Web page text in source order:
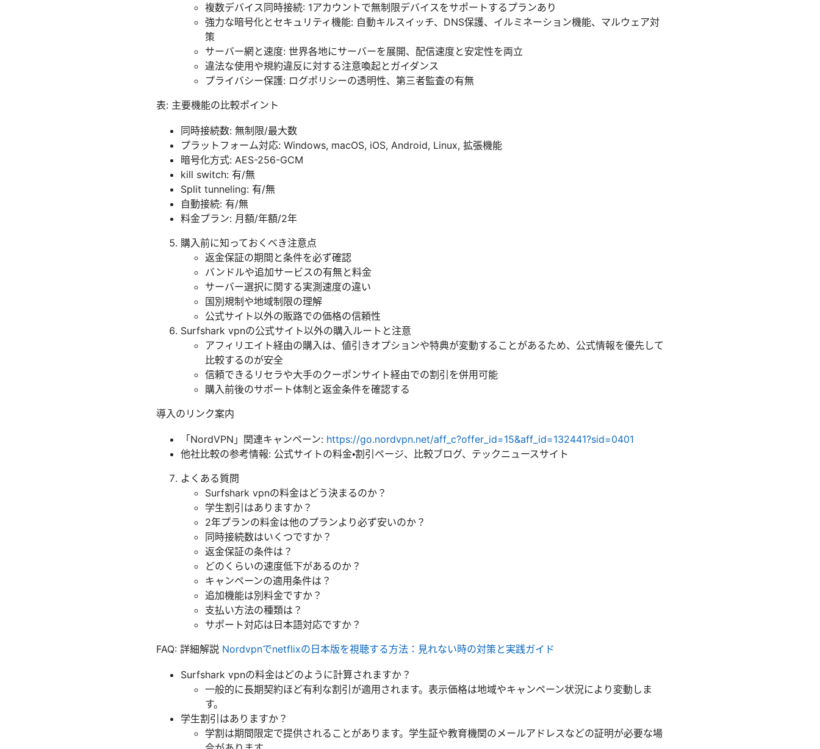
複数デバイス同時接続: 1アカウントで無制限デバイスをサポートするプランあり
強力な暗号化とセキュリティ機能: 自動キルスイッチ、DNS保護、イルミネーション機能、マルウェア対
策
サーバー網と速度: 世界各地にサーバーを展開、配信速度と安定性を両立
違法な使用や規約違反に対する注意喚起とガイダンス
プライバシー保護: ログポリシーの透明性、第三者監査の有無
表: 主要機能の比較ポイント
同時接続数: 無制限/最大数
プラットフォーム対応: Windows, macOS, iOS, Android, Linux, 拡張機能
暗号化方式: AES-256-GCM
kill switch: 有/無
Split tunneling: 有/無
自動接続: 有/無
料金プラン: 月額/年額/2年
購入前に知っておくべき注意点
返金保証の期間と条件を必ず確認
バンドルや追加サービスの有無と料金
サーバー選択に関する実測速度の違い
国別規制や地域制限の理解
公式サイト以外の販路での価格の信頼性
Surfshark vpnの公式サイト以外の購入ルートと注意
アフィリエイト経由の購入は、値引きオプションや特典が変動することがあるため、公式情報を優先して
比較するのが安全
信頼できるリセラや大手のクーポンサイト経由での割引を併用可能
購入前後のサポート体制と返金条件を確認する
導入のリンク案内
「NordVPN」関連キャンペーン: https://go.nordvpn.net/aff_c?offer_id=15&aff_id=132441?sid=0401
他社比較の参考情報: 公式サイトの料金・割引ページ、比較ブログ、テックニュースサイト
よくある質問
Surfshark vpnの料金はどう決まるのか？
学生割引はありますか？
2年プランの料金は他のプランより必ず安いのか？
同時接続数はいくつですか？
返金保証の条件は？
どのくらいの速度低下があるのか？
キャンペーンの適用条件は？
追加機能は別料金ですか？
支払い方法の種類は？
サポート対応は日本語対応ですか？
FAQ: 詳細解説 Nordvpnでnetflixの日本版を視聴する方法：見れない時の対策と実践ガイド
Surfshark vpnの料金はどのように計算されますか？
一般的に長期契約ほど有利な割引が適用されます。表示価格は地域やキャンペーン状況により変動しま
す。
学生割引はありますか？
学割は期間限定で提供されることがあります。学生証や教育機関のメールアドレスなどの証明が必要な場